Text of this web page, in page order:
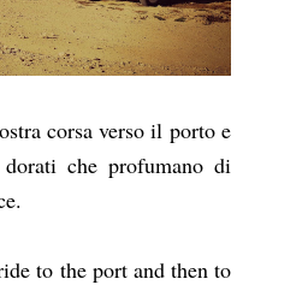
corsa verso il porto e
che profumano di
to the port and then to